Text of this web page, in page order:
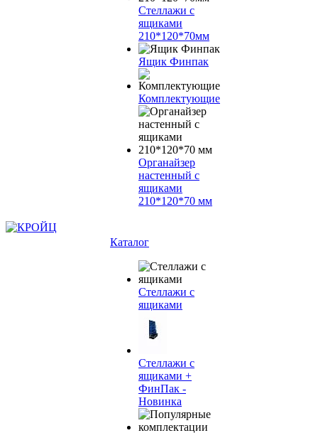
Стеллажи с
ящиками
210*120*70мм
Ящик Финпак
Комплектующие
Органайзер
настенный с
ящиками
210*120*70 мм
Каталог
Стеллажи с
ящиками
Стеллажи с
ящиками +
ФинПак -
Новинка